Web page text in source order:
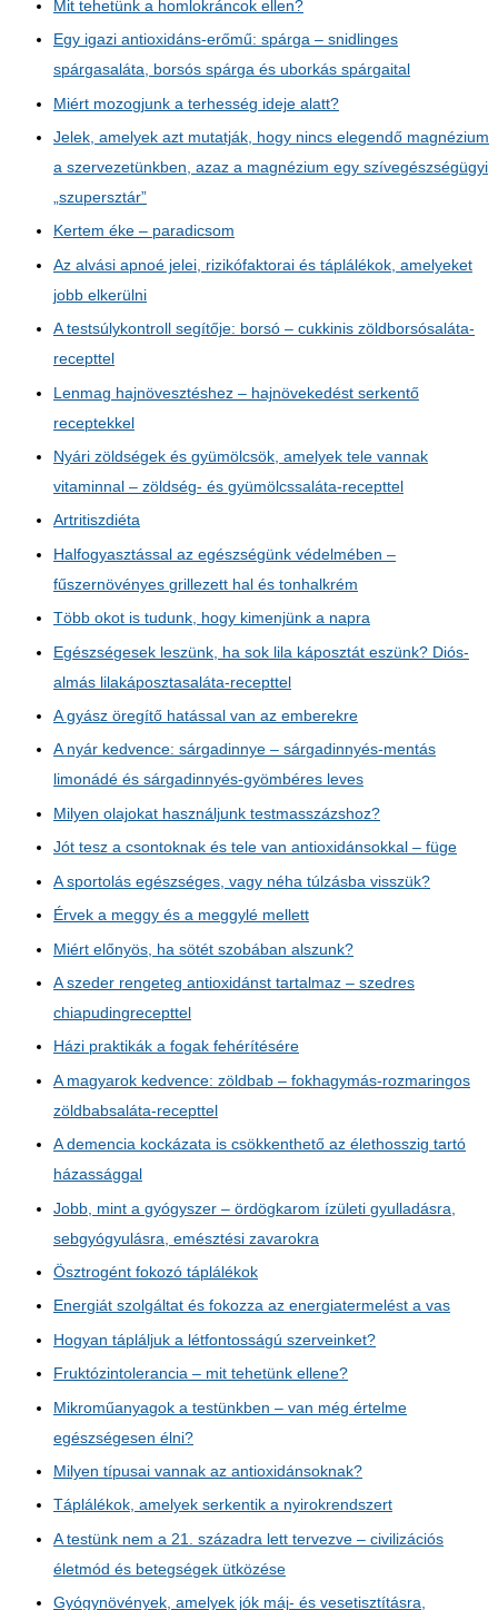
Mit tehetünk a homlokráncok ellen?
Egy igazi antioxidáns-erőmű: spárga – snidlinges
spárgasaláta, borsós spárga és uborkás spárgaital
Miért mozogjunk a terhesség ideje alatt?
Jelek, amelyek azt mutatják, hogy nincs elegendő magnézium
a szervezetünkben, azaz a magnézium egy szívegészségügyi
„szupersztár”
Kertem éke – paradicsom
Az alvási apnoé jelei, rizikófaktorai és táplálékok, amelyeket
jobb elkerülni
A testsúlykontroll segítője: borsó – cukkinis zöldborsósaláta-
recepttel
Lenmag hajnövesztéshez – hajnövekedést serkentő
receptekkel
Nyári zöldségek és gyümölcsök, amelyek tele vannak
vitaminnal – zöldség- és gyümölcssaláta-recepttel
Artritiszdiéta
Halfogyasztással az egészségünk védelmében –
fűszernövényes grillezett hal és tonhalkrém
Több okot is tudunk, hogy kimenjünk a napra
Egészségesek leszünk, ha sok lila káposztát eszünk? Diós-
almás lilakáposztasaláta-recepttel
A gyász öregítő hatással van az emberekre
A nyár kedvence: sárgadinnye – sárgadinnyés-mentás
limonádé és sárgadinnyés-gyömbéres leves
Milyen olajokat használjunk testmasszázshoz?
Jót tesz a csontoknak és tele van antioxidánsokkal – füge
A sportolás egészséges, vagy néha túlzásba visszük?
Érvek a meggy és a meggylé mellett
Miért előnyös, ha sötét szobában alszunk?
A szeder rengeteg antioxidánst tartalmaz – szedres
chiapudingrecepttel
Házi praktikák a fogak fehérítésére
A magyarok kedvence: zöldbab – fokhagymás-rozmaringos
zöldbabsaláta-recepttel
A demencia kockázata is csökkenthető az élethosszig tartó
házassággal
Jobb, mint a gyógyszer – ördögkarom ízületi gyulladásra,
sebgyógyulásra, emésztési zavarokra
Ösztrogént fokozó táplálékok
Energiát szolgáltat és fokozza az energiatermelést a vas
Hogyan tápláljuk a létfontosságú szerveinket?
Fruktózintolerancia – mit tehetünk ellene?
Mikroműanyagok a testünkben – van még értelme
egészségesen élni?
Milyen típusai vannak az antioxidánsoknak?
Táplálékok, amelyek serkentik a nyirokrendszert
A testünk nem a 21. századra lett tervezve – civilizációs
életmód és betegségek ütközése
Gyógynövények, amelyek jók máj- és vesetisztításra,